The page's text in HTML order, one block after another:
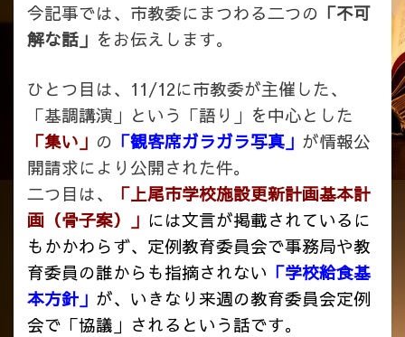
日:
今記事では、市教委にまつわる二つの 「不可
解な話」 をお伝えします。
ひとつ目は、11/12に市教委が主催した、
「基調講演」という「語り」を中心とした
「集い」 の 「観客席ガラガラ写真」 が情報公
開請求により公開された件。
二つ目は、
「上尾市学校施設更新計画基本計
画（骨子案）」 には文言が掲載されているに
もかかわらず、定例教育委員会で事務局や教
育委員の誰からも指摘されない 「学校給食基
本方針」 が、いきなり来週の教育委員会定例
会で「協議」されるという話です。